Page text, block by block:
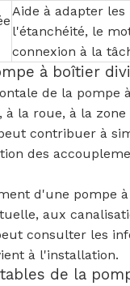
Aide à adapter
l'étanchéité, le
connexion à la
à boîtier
de la pompe
la roue, à la
contribuer à
des
d'une pompe
aux
consulter les
à l'installation.
de la